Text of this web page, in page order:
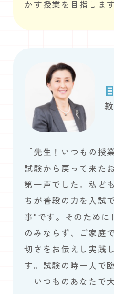
かす授業を目指します
「先生！いつもの授
試験から戻って来た
第一声でした。私ど
ちが普段の力を入試
事"です。そのために
のみならず、ご家庭
切さをお伝えし実践
す。試験の時一人で
「いつものあなたで